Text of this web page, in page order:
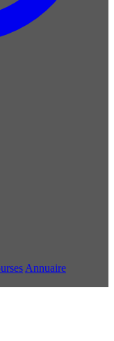
Annuaire